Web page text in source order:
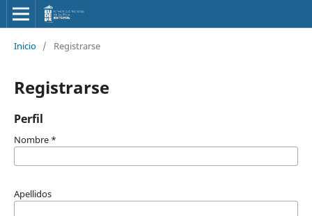
Inicio / Registrarse
Registrarse
Perfil
Nombre *
Apellidos